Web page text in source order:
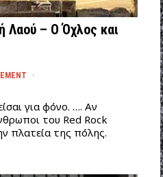
Λαού – Ο Όχλος και
·
για φόνο. …. Αν
του Red Rock
πλατεία της πόλης.